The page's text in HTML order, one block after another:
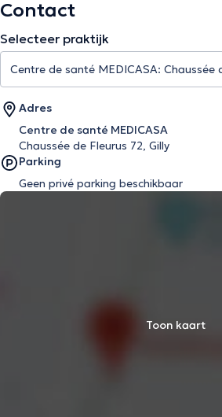
Contact
Selecteer praktijk
Adres
Centre de santé MEDICASA
Chaussée de Fleurus 72, Gilly
Parking
Geen privé parking beschikbaar
Toon kaart